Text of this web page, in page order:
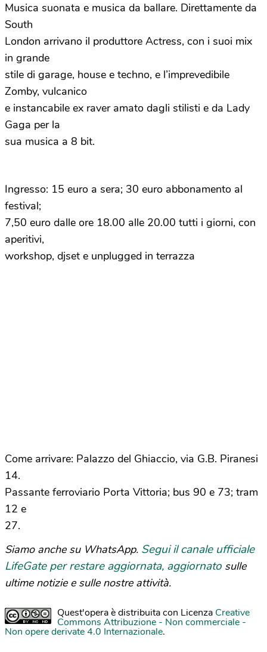
Musica suonata e musica da ballare. Direttamente da
South
London arrivano il produttore Actress, con i suoi mix
in grande
stile di garage, house e techno, e l’imprevedibile
Zomby, vulcanico
e instancabile ex raver amato dagli stilisti e da Lady
Gaga per la
sua musica a 8 bit.
Ingresso: 15 euro a sera; 30 euro abbonamento al
festival;
7,50 euro dalle ore 18.00 alle 20.00 tutti i giorni, con
aperitivi,
workshop, djset e unplugged in terrazza
Come arrivare: Palazzo del Ghiaccio, via G.B. Piranesi
14.
Passante ferroviario Porta Vittoria; bus 90 e 73; tram
12 e
27.
Siamo anche su WhatsApp. Segui il canale ufficiale
LifeGate per restare aggiornata, aggiornato sulle
ultime notizie e sulle nostre attività.
Quest'opera è distribuita con Licenza Creative
Commons Attribuzione - Non commerciale -
Non opere derivate 4.0 Internazionale.